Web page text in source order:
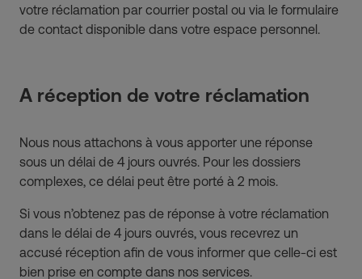
votre réclamation par courrier postal ou via le formulaire
de contact disponible dans votre espace personnel.
A réception de votre réclamation
Nous nous attachons à vous apporter une réponse
sous un délai de 4 jours ouvrés. Pour les dossiers
complexes, ce délai peut être porté à 2 mois.
Si vous n’obtenez pas de réponse à votre réclamation
dans le délai de 4 jours ouvrés, vous recevrez un
accusé réception afin de vous informer que celle-ci est
bien prise en compte dans nos services.